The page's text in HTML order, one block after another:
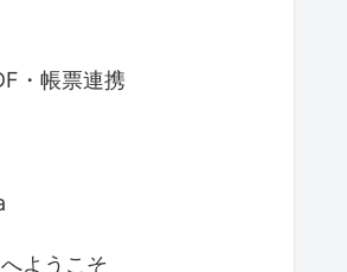
・帳票連携
ようこそ